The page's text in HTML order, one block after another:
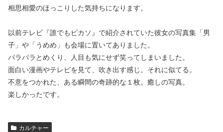
相思相愛のほっこりした気持ちになります。
以前テレビ『誰でもピカソ』で紹介されていた彼女の写真集「男
子」や「うめめ」も会場に置いてありました。
パラパラとめくり、人目も気にせず笑ってしまいました。
面白い漫画やテレビを見て、吹き出す感じ。それに似てる。
不意をつかれた、ある瞬間の奇跡的な１枚。癒しの写真。
楽しかったです。
カルチャー